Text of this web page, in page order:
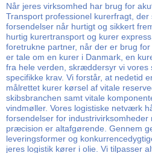
Når jeres virksomhed har brug for
Transport professionel kurerfragt, der
forsendelser når hurtigt og sikkert
hurtig kurertransport og kurer
foretrukne partner, når der er brug
er tale om en kurer i Danmark, en
fra hele verden, skræddersyr vi vores
specifikke krav. Vi forstår, at nedetid
målrettet kurer kørsel af vitale
skibsbranchen samt vitale
vindmøller. Vores logistiske netværk
forsendelser for
præcision er altafgørende. Gennem
leveringsformer og
jeres logistik kører i olie. Vi tilpasser